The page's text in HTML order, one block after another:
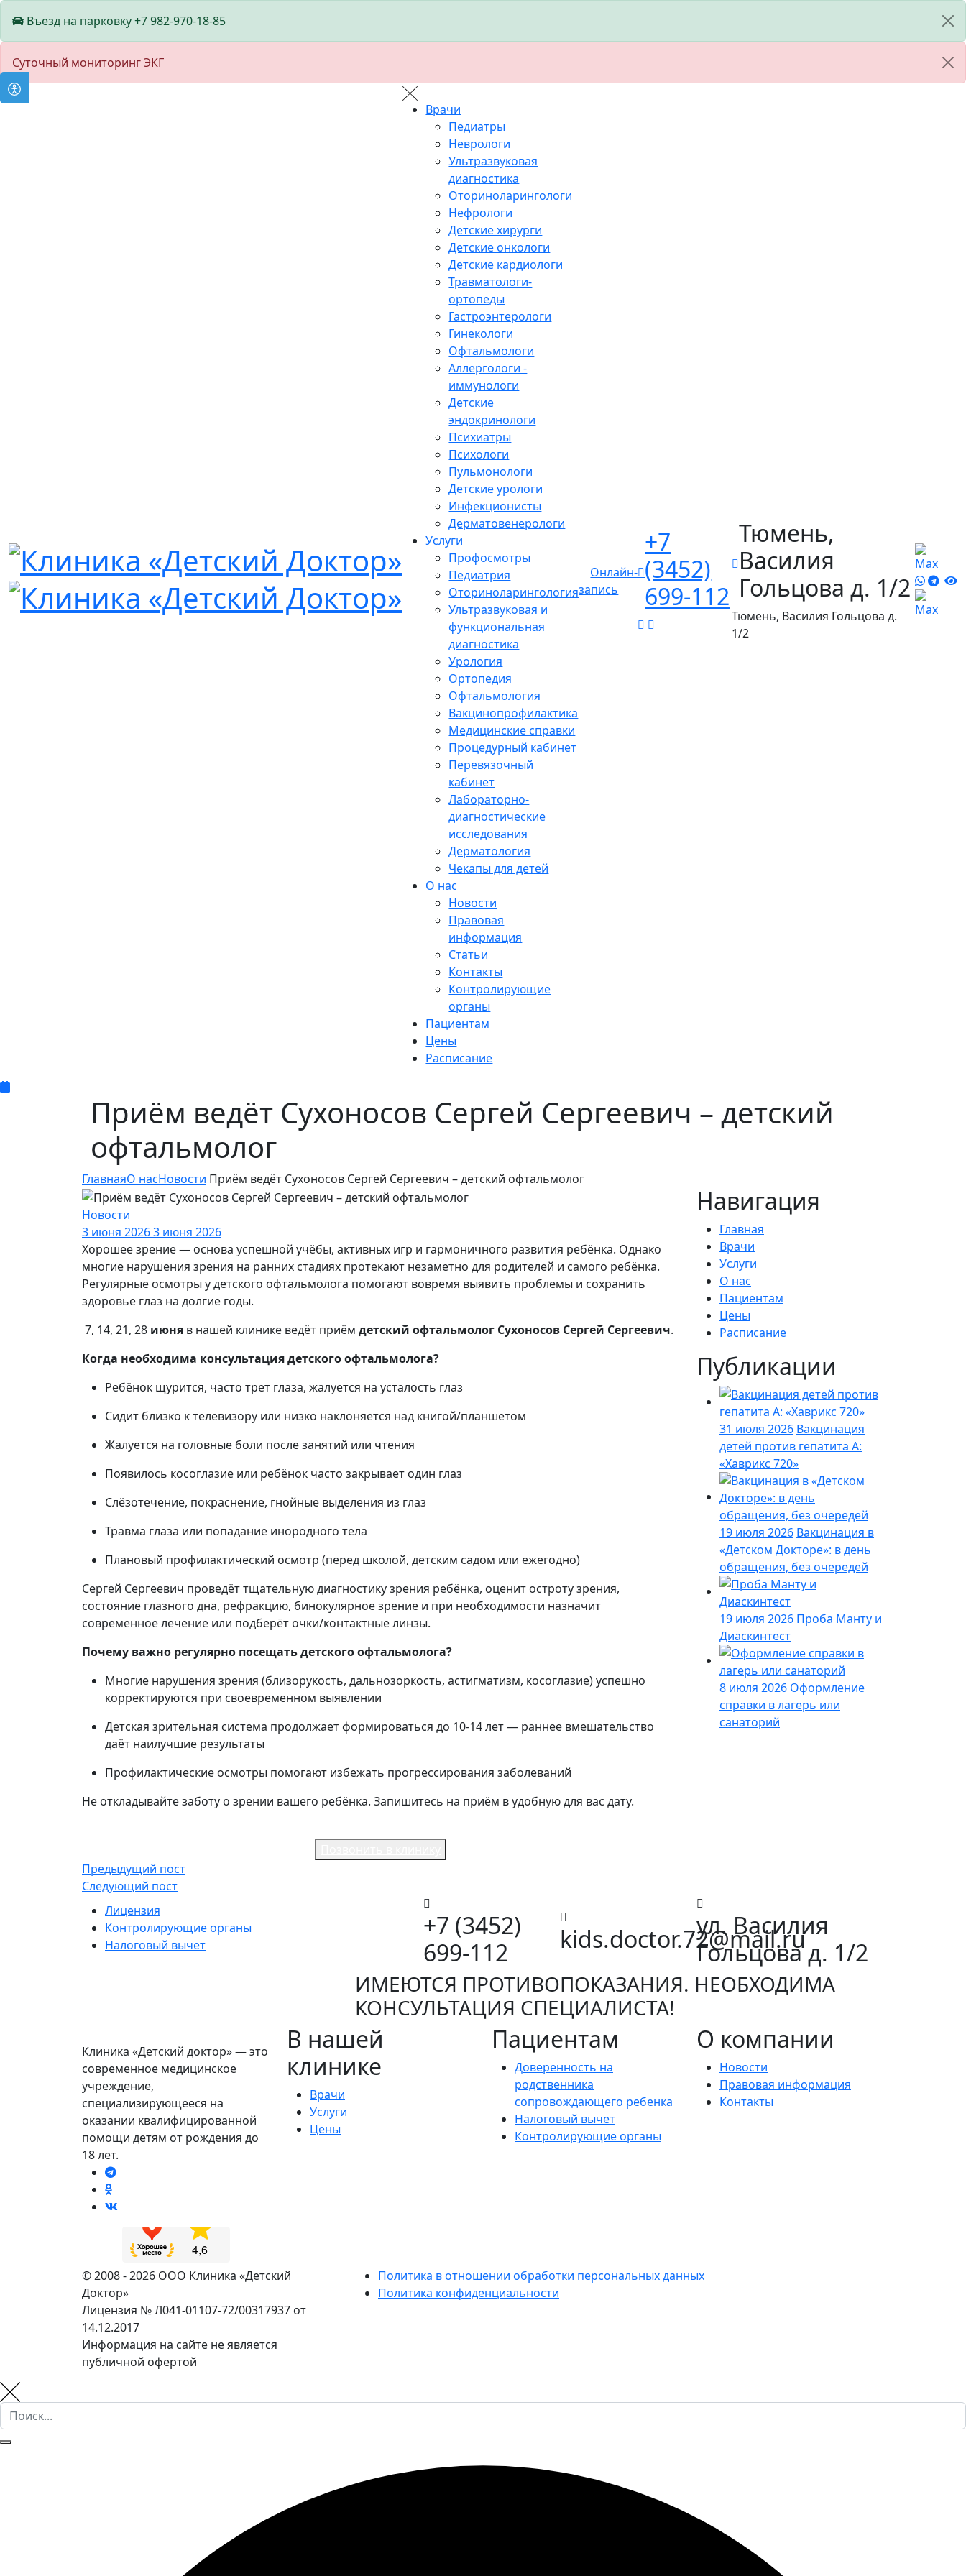
Въезд на парковку +7 982-970-18-85
Суточный мониторинг ЭКГ
Врачи
Педиатры
Неврологи
Ультразвуковая
диагностика
Оториноларингологи
Нефрологи
Детские хирурги
Детские онкологи
Детские кардиологи
Травматологи-
ортопеды
Гастроэнтерологи
Гинекологи
Офтальмологи
Аллергологи -
иммунологи
Детские
эндокринологи
Психиатры
Психологи
Пульмонологи
Детские урологи
Инфекционисты
Дерматовенерологи
Услуги
Профосмотры
Педиатрия
Оториноларингология
Ультразвуковая и
функциональная
диагностика
Урология
Ортопедия
Офтальмология
Вакцинопрофилактика
Медицинские справки
Процедурный кабинет
Перевязочный
кабинет
Лабораторно-
диагностические
исследования
Дерматология
Чекапы для детей
О нас
Новости
Правовая
информация
Статьи
Контакты
Контролирующие
органы
Пациентам
Цены
Расписание
Онлайн-
запись
+7
(3452)
699-112
Тюмень,
Василия
Гольцова д. 1/2
Тюмень, Василия Гольцова д.
1/2
Приём ведёт Сухоносов Сергей Сергеевич – детский
офтальмолог
ГлавнаяО насНовости Приём ведёт Сухоносов Сергей Сергеевич – детский офтальмолог
Новости
3 июня 20263 июня 2026
Хорошее зрение — основа успешной учёбы, активных игр и гармоничного развития ребёнка. Однако
многие нарушения зрения на ранних стадиях протекают незаметно для родителей и самого ребёнка.
Регулярные осмотры у детского офтальмолога помогают вовремя выявить проблемы и сохранить
здоровье глаз на долгие годы.
7, 14, 21, 28 июня в нашей клинике ведёт приём детский офтальмолог Сухоносов Сергей Сергеевич.
Когда необходима консультация детского офтальмолога?
Ребёнок щурится, часто трет глаза, жалуется на усталость глаз
Сидит близко к телевизору или низко наклоняется над книгой/планшетом
Жалуется на головные боли после занятий или чтения
Появилось косоглазие или ребёнок часто закрывает один глаз
Слёзотечение, покраснение, гнойные выделения из глаз
Травма глаза или попадание инородного тела
Плановый профилактический осмотр (перед школой, детским садом или ежегодно)
Сергей Сергеевич проведёт тщательную диагностику зрения ребёнка, оценит остроту зрения,
состояние глазного дна, рефракцию, бинокулярное зрение и при необходимости назначит
современное лечение или подберёт очки/контактные линзы.
Почему важно регулярно посещать детского офтальмолога?
Многие нарушения зрения (близорукость, дальнозоркость, астигматизм, косоглазие) успешно
корректируются при своевременном выявлении
Детская зрительная система продолжает формироваться до 10-14 лет — раннее вмешательство
даёт наилучшие результаты
Профилактические осмотры помогают избежать прогрессирования заболеваний
Не откладывайте заботу о зрении вашего ребёнка. Запишитесь на приём в удобную для вас дату.
Предыдущий пост
Следующий пост
Навигация
Главная
Врачи
Услуги
О нас
Пациентам
Цены
Расписание
Публикации
31 июля 2026 Вакцинация
детей против гепатита А:
«Хаврикс 720»
19 июля 2026 Вакцинация в
«Детском Докторе»: в день
обращения, без очередей
19 июля 2026 Проба Манту и
Диаскинтест
8 июля 2026 Оформление
справки в лагерь или
санаторий
Лицензия
Контролирующие органы
Налоговый вычет
+7 (3452)
699-112
kids.doctor.72@mail.ru
ул. Василия
Гольцова д. 1/2
ИМЕЮТСЯ ПРОТИВОПОКАЗАНИЯ. НЕОБХОДИМА
КОНСУЛЬТАЦИЯ СПЕЦИАЛИСТА!
Клиника «Детский доктор» — это
современное медицинское
учреждение,
специализирующееся на
оказании квалифицированной
помощи детям от рождения до
18 лет.
В нашей
клинике
Врачи
Услуги
Цены
Пациентам
Доверенность на
родственника
сопровождающего ребенка
Налоговый вычет
Контролирующие органы
О компании
Новости
Правовая информация
Контакты
© 2008 - 2026 ООО Клиника «Детский
Доктор»
Лицензия № Л041-01107-72/00317937 от
14.12.2017
Информация на сайте не является
публичной офертой
Политика в отношении обработки персональных данных
Политика конфиденциальности